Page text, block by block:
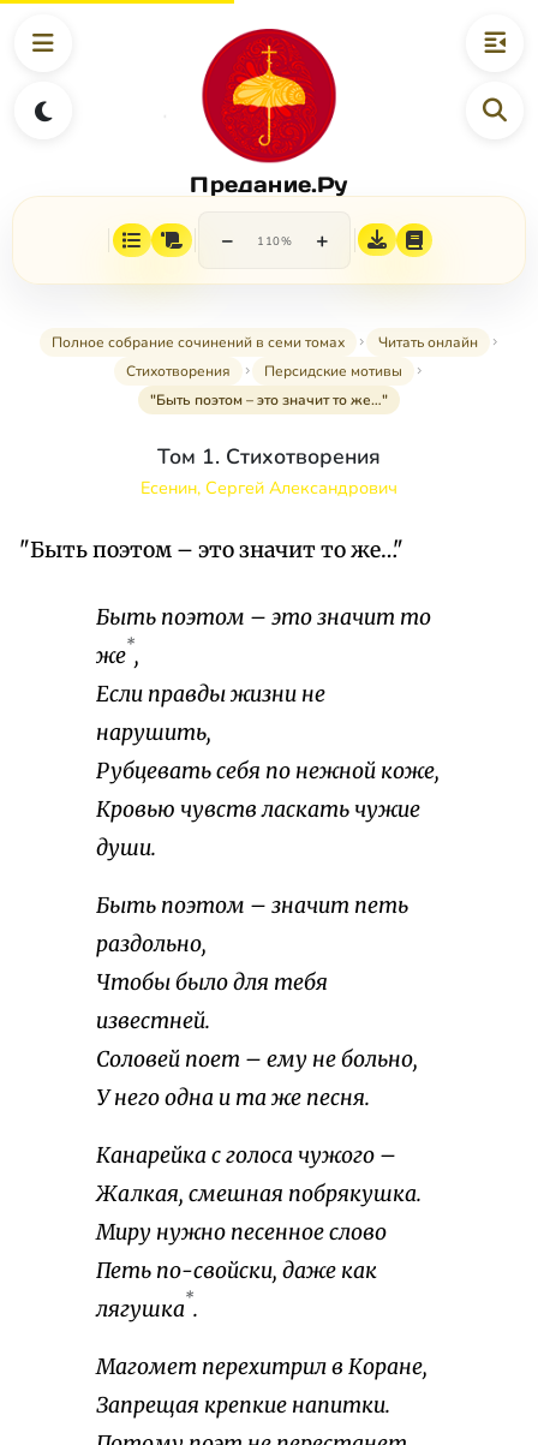
Предание.Ру
− 110% +
Полное собрание сочинений в семи томах
Читать онлайн
Стихотворения
Персидские мотивы
"Быть поэтом – это значит то же…"
Том 1. Стихотворения
Есенин, Сергей Александрович
"Быть поэтом – это значит то же…"
Быть поэтом – это значит то
же*,
Если правды жизни не
нарушить,
Рубцевать себя по нежной коже,
Кровью чувств ласкать чужие
души.
Быть поэтом – значит петь
раздольно,
Чтобы было для тебя
известней.
Соловей поет – ему не больно,
У него одна и та же песня.
Канарейка с голоса чужого –
Жалкая, смешная побрякушка.
Миру нужно песенное слово
Петь по-свойски, даже как
лягушка*.
Магомет перехитрил в Коране,
Запрещая крепкие напитки.